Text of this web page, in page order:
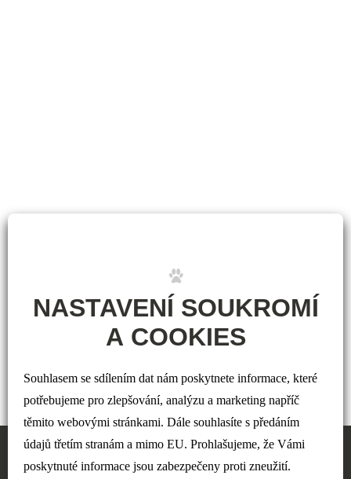
NASTAVENÍ SOUKROMÍ
A COOKIES
Souhlasem se sdílením dat nám poskytnete informace, které
potřebujeme pro zlepšování, analýzu a marketing napříč
těmito webovými stránkami. Dále souhlasíte s předáním
údajů třetím stranám a mimo EU. Prohlašujeme, že Vámi
poskytnuté informace jsou zabezpečeny proti zneužití.
Copyright © 2016 Veterinární klinika AAnimalCare | www.veterina-